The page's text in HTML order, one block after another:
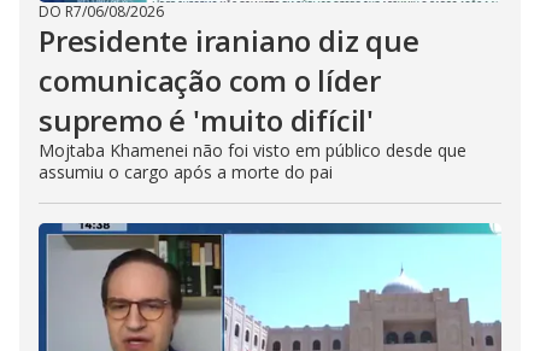
DO R7/06/08/2026
Presidente iraniano diz que
comunicação com o líder
supremo é 'muito difícil'
Mojtaba Khamenei não foi visto em público desde que
assumiu o cargo após a morte do pai